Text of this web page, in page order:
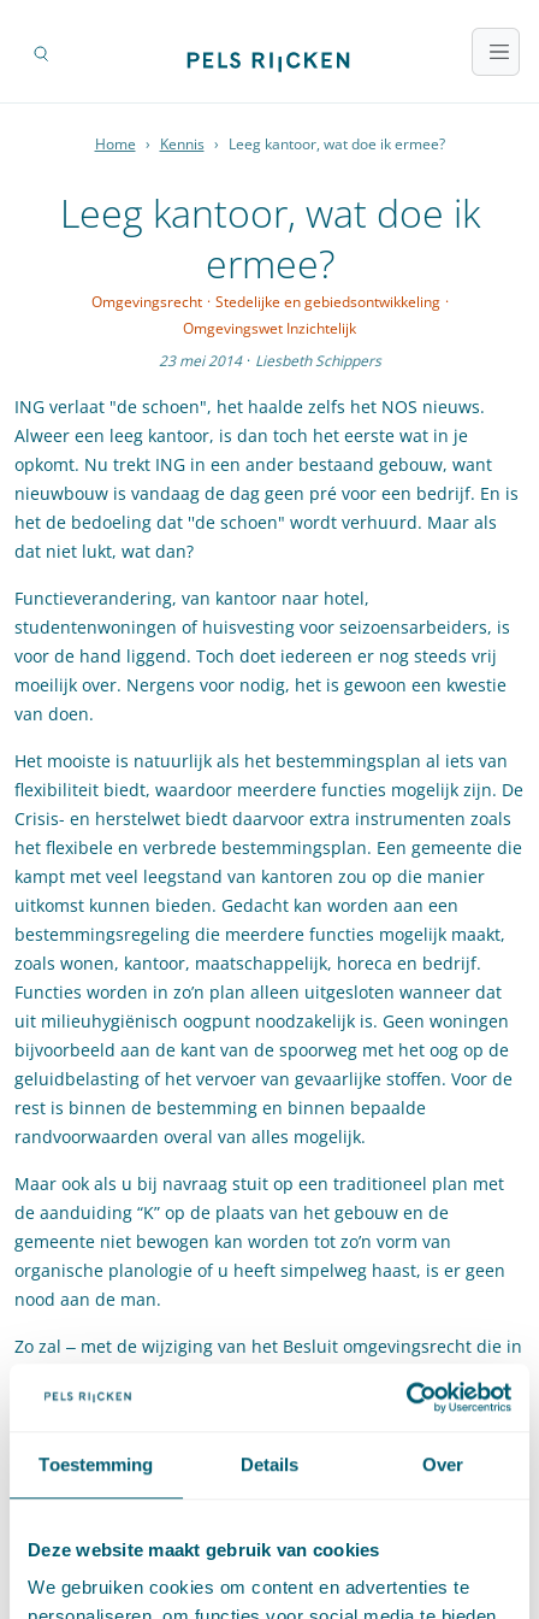
Toestemming Details Over
Deze website maakt gebruik van cookies
We gebruiken cookies om content en advertenties te
Home › Kennis › Leeg kantoor, wat doe ik ermee?
Leeg kantoor, wat doe ik
ermee?
Omgevingsrecht · Stedelijke en gebiedsontwikkeling ·
Omgevingswet Inzichtelijk
23 mei 2014 · Liesbeth Schippers
ING verlaat "de schoen", het haalde zelfs het NOS nieuws.
Alweer een leeg kantoor, is dan toch het eerste wat in je
opkomt. Nu trekt ING in een ander bestaand gebouw, want
nieuwbouw is vandaag de dag geen pré voor een bedrijf. En is
het de bedoeling dat ''de schoen" wordt verhuurd. Maar als
dat niet lukt, wat dan?
Functieverandering, van kantoor naar hotel,
studentenwoningen of huisvesting voor seizoensarbeiders, is
voor de hand liggend. Toch doet iedereen er nog steeds vrij
moeilijk over. Nergens voor nodig, het is gewoon een kwestie
van doen.
Het mooiste is natuurlijk als het bestemmingsplan al iets van
flexibiliteit biedt, waardoor meerdere functies mogelijk zijn. De
Crisis- en herstelwet biedt daarvoor extra instrumenten zoals
het flexibele en verbrede bestemmingsplan. Een gemeente die
kampt met veel leegstand van kantoren zou op die manier
uitkomst kunnen bieden. Gedacht kan worden aan een
bestemmingsregeling die meerdere functies mogelijk maakt,
zoals wonen, kantoor, maatschappelijk, horeca en bedrijf.
Functies worden in zo’n plan alleen uitgesloten wanneer dat
uit milieuhygiënisch oogpunt noodzakelijk is. Geen woningen
bijvoorbeeld aan de kant van de spoorweg met het oog op de
geluidbelasting of het vervoer van gevaarlijke stoffen. Voor de
rest is binnen de bestemming en binnen bepaalde
randvoorwaarden overal van alles mogelijk.
Maar ook als u bij navraag stuit op een traditioneel plan met
de aanduiding “K” op de plaats van het gebouw en de
gemeente niet bewogen kan worden tot zo’n vorm van
organische planologie of u heeft simpelweg haast, is er geen
nood aan de man.
Zo zal ‒ met de wijziging van het Besluit omgevingsrecht die in
het bestemmingsplan worden opgerekt van 5 naar in ieder
omgevingsvergunning te krijgen veel korter (8 weken i.p.v. nu
kantoor naar woningen komt daarmee juridisch binnen
handbereik.